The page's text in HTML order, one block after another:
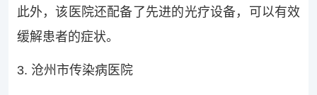
此外，该医院还配备了先进的光疗设备，可以有效
缓解患者的症状。
3. 沧州市传染病医院